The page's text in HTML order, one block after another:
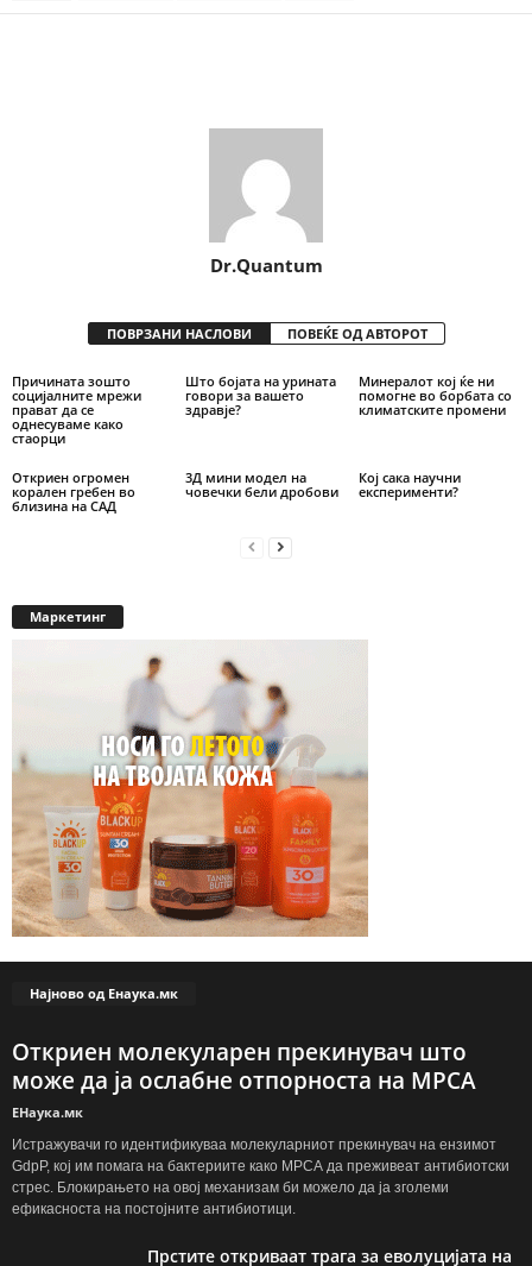
Dr.Quantum
ПОВРЗАНИ НАСЛОВИ ПОВЕЌЕ ОД АВТОРОТ
Причината зошто
социјалните мрежи
прават да се
однесуваме како
стаорци
Што бојата на урината
говори за вашето
здравје?
Минералот кој ќе ни
помогне во борбата со
климатските промени
Откриен огромен
корален гребен во
близина на САД
3Д мини модел на
човечки бели дробови
Кој сака научни
експерименти?
Маркетинг
Најново од Енаука.мк
Откриен молекуларен прекинувач што
може да ја ослабне отпорноста на МРСА
ЕНаука.мк
Истражувачи го идентификуваа молекуларниот прекинувач на ензимот
GdpP, кој им помага на бактериите како МРСА да преживеат антибиотски
стрес. Блокирањето на овој механизам би можело да ја зголеми
ефикасноста на постојните антибиотици.
Прстите откриваат трага за еволуцијата на